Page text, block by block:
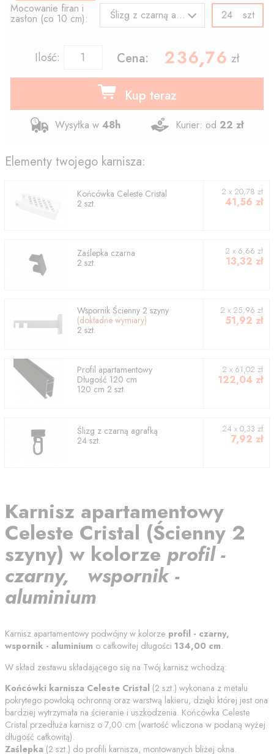
Mocowanie firan i
zasłon (co 10 cm): Ślizg z czarną agrafką szt
Ilość: Cena: , zł
Kup teraz
Wysyłka w 48h Kurier: od 22 zł
Elementy twojego karnisza:
Końcówka Celeste Cristal
2 szt.
2 x 20,78 zł
41,56 zł
Zaślepka czarna
2 szt.
2 x 6,66 zł
13,32 zł
Wspornik Ścienny 2 szyny
(dokładne wymiary)
2 szt.
2 x 25,96 zł
51,92 zł
Profil apartamentowy
Długość 120 cm
120 cm 2 szt.
2 x 61,02 zł
122,04 zł
Ślizg z czarną agrafką
24 szt.
24 x 0,33 zł
7,92 zł
Karnisz apartamentowy
Celeste Cristal (Ścienny 2
szyny) w kolorze profil -
czarny, wspornik -
aluminium
Karnisz apartamentowy podwójny w kolorze profil - czarny,
wspornik - aluminium o całkowitej długości 134,00 cm.
W skład zestawu składającego się na Twój karnisz wchodzą:
Końcówki karnisza Celeste Cristal (2 szt.) wykonana z metalu
pokrytego powłoką ochronną oraz warstwą lakieru, dzięki której jest ona
bardziej wytrzymała na ścieranie i uszkodzenia. Końcówka Celeste
Cristal przedłuża karnisz o 7,00 cm (wartość wliczona w podaną wyżej
długość całkowitą).
Zaślepka (2 szt.) do profili karnisza, montowanych bliżej okna.